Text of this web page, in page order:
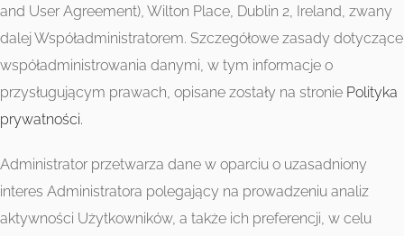
and User Agreement), Wilton Place, Dublin 2, Ireland, zwany
dalej Współadministratorem. Szczegółowe zasady dotyczące
współadministrowania danymi, w tym informacje o
przysługującym prawach, opisane zostały na stronie Polityka
prywatności.
Administrator przetwarza dane w oparciu o uzasadniony
interes Administratora polegający na prowadzeniu analiz
aktywności Użytkowników, a także ich preferencji, w celu